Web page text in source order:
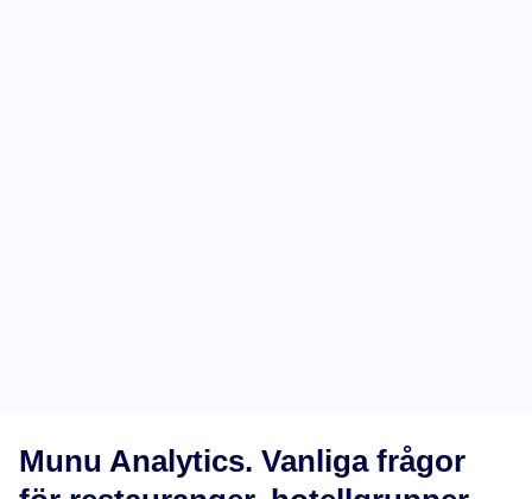
Munu Analytics. Vanliga frågor